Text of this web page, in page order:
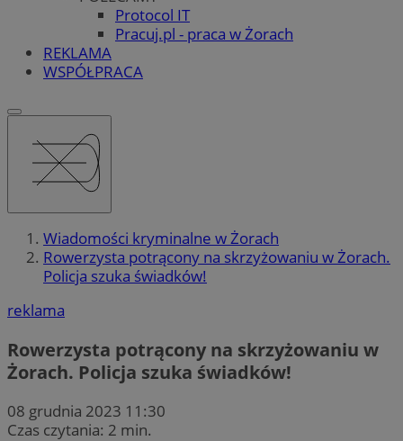
Protocol IT
Pracuj.pl - praca w Żorach
REKLAMA
WSPÓŁPRACA
Wiadomości kryminalne w Żorach
Rowerzysta potrącony na skrzyżowaniu w Żorach.
Policja szuka świadków!
reklama
Rowerzysta potrącony na skrzyżowaniu w
Żorach. Policja szuka świadków!
08 grudnia 2023 11:30
Czas czytania: 2 min.